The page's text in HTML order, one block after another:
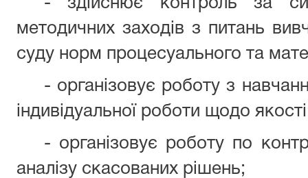
- здійснює контроль за
методичних заходів з питань
суду норм процесуального та
- організовує роботу з
індивідуальної роботи щодо
- організовує роботу по
аналізу скасованих рішень;